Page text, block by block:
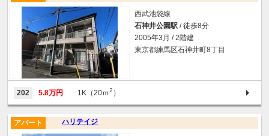
西武池袋線
石神井公園駅 / 徒歩8分
2005年3月 / 2階建
東京都練馬区石神井町8丁目
202 5.8万円 1K（20ｍ2 ）
ハリテイジ
アパート